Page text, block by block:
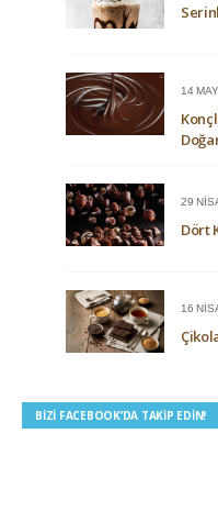
14
29
Dört
16
BIZI FACEBOOK’DA TAKIP EDIN!